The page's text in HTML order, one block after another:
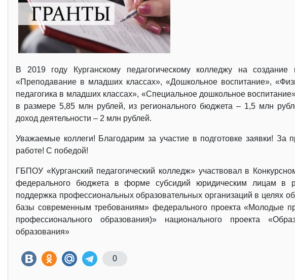
В 2019 году Курганскому педагогическому колледжу на
«Преподавание в младших классах», «Дошкольное воспитание»,
педагогика в младших классах», «Специальное дошкольное
в размере 5,85 млн рублей, из регионального бюджета – 1,5 млн
доход деятельности – 2 млн рублей.
Уважаемые коллеги! Благодарим за участие в подготовке заявки! За
работе! С победой!
ГБПОУ «Курганский педагогический колледж» участвовал в
федерального бюджета в форме субсидий юридическим лицам в
поддержка профессиональных образовательных организаций в целях
базы современным требованиям» федерального проекта «Молодые
профессионального образования)» национального проекта
образования»
0